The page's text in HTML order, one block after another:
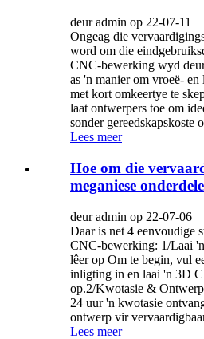
deur admin op 22-07-11
Ongeag die
word om die
CNC-bewerking wyd
as 'n manier om vroeë- en
met kort omkeertye te
laat ontwerpers toe om
sonder gereedskapskoste
Lees meer
Hoe om die
meganiese
deur admin op 22-07-06
Daar is net 4 eenvoudige
CNC-bewerking: 1/Laai
lêer op Om te begin, vul
inligting in en laai 'n 3D
op.2/Kwotasie &
24 uur 'n kwotasie
ontwerp vir
Lees meer